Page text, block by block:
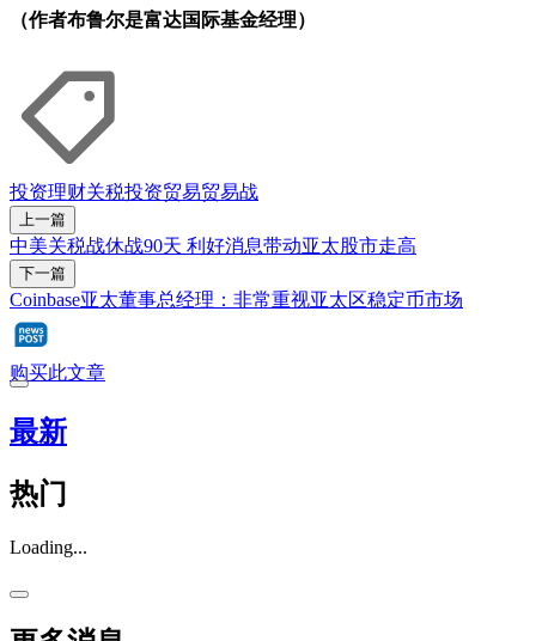
（作者布鲁尔是富达国际基金经理）
投资理财关税投资贸易贸易战
上一篇
中美关税战休战90天 利好消息带动亚太股市走高
下一篇
Coinbase亚太董事总经理：非常重视亚太区稳定币市场
购买此文章
最新
热门
Loading...